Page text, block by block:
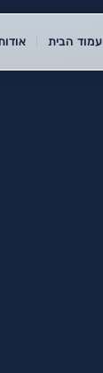
עמוד הבית